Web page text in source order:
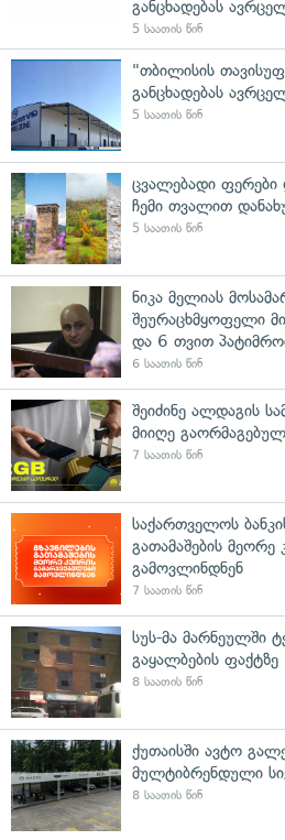
განცხადებას
5 საათის წინ
"თბილისის
განცხადებას
5 საათის წინ
ცვალებადი
ჩემი თვალით
5 საათის წინ
ნიკა მელიას
შეურაცხმყოფელი
და 6 თვით
6 საათის წინ
შეიძინე ალდაგის
მიიღე
7 საათის წინ
საქართველოს
გათამაშების მეორე
გამოვლინდნენ
7 საათის წინ
სუს-მა მარნეულში
გაყალბების ფაქტზე
8 საათის წინ
ქუთაისში ავტო
მულტიბრენდული
8 საათის წინ